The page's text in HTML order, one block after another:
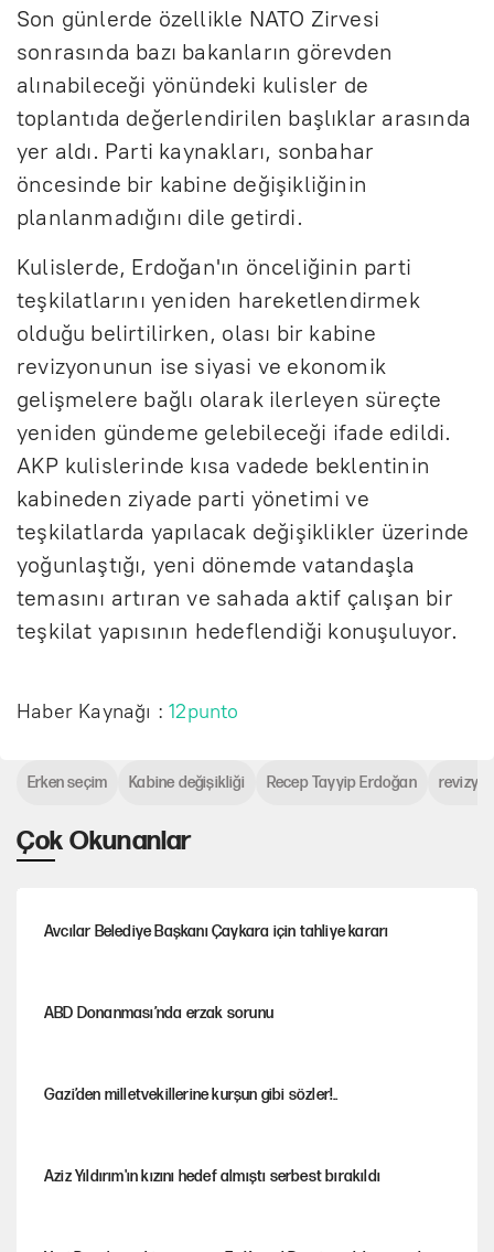
Son günlerde özellikle NATO Zirvesi
sonrasında bazı bakanların görevden
alınabileceği yönündeki kulisler de
toplantıda değerlendirilen başlıklar arasında
yer aldı. Parti kaynakları, sonbahar
öncesinde bir kabine değişikliğinin
planlanmadığını dile getirdi.
Kulislerde, Erdoğan'ın önceliğinin parti
teşkilatlarını yeniden hareketlendirmek
olduğu belirtilirken, olası bir kabine
revizyonunun ise siyasi ve ekonomik
gelişmelere bağlı olarak ilerleyen süreçte
yeniden gündeme gelebileceği ifade edildi.
AKP kulislerinde kısa vadede beklentinin
kabineden ziyade parti yönetimi ve
teşkilatlarda yapılacak değişiklikler üzerinde
yoğunlaştığı, yeni dönemde vatandaşla
temasını artıran ve sahada aktif çalışan bir
teşkilat yapısının hedeflendiği konuşuluyor.
Haber Kaynağı :12punto
Çok Okunanlar
Avcılar Belediye Başkanı Çaykara için tahliye kararı
ABD Donanması’nda erzak sorunu
Gazi’den milletvekillerine kurşun gibi sözler!..
Aziz Yıldırım'ın kızını hedef almıştı serbest bırakıldı
Erken seçim Kabine değişikliği Recep Tayyip Erdoğan